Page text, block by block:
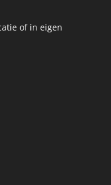
of in eigen